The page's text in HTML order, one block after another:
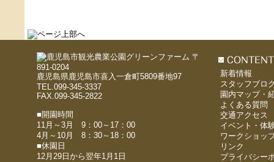
〒
891-0204
鹿児島県鹿児島市喜入一倉町5809番地97
TEL.099-345-3337
FAX.099-345-2822
■開園時間
11月～3月 9：00～17：00
4月～10月 8：30～18：00
■休園日
12月29日から翌年1月1日
新着情報
スタッフブロ
園内マップ・
よくある質問
交通アクセス
イベント・体
ワークショッ
リンク
プライバシー